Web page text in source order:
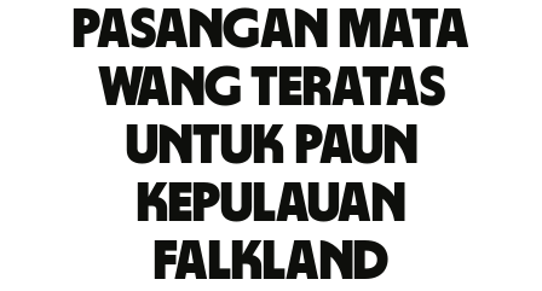
Pasangan mata
wang teratas
untuk paun
Kepulauan
Falkland